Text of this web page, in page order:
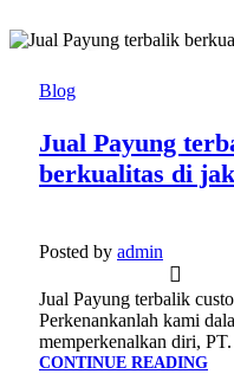
JAN
Blog
Jual Payung
berkualitas di
Posted by admin
Jual Payung terbalik
Perkenankanlah kami
memperkenalkan diri, PT.
CONTINUE READING